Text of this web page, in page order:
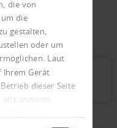
die von
die
gestalten,
oder um
Laut
Ihrem Gerät
dieser Seite
anderen
Griffweite.
steigen
(617 KB)